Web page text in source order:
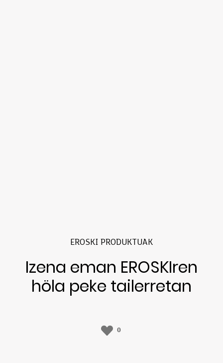
EROSKI PRODUKTUAK
Izena eman EROSKIren
höla peke tailerretan
0